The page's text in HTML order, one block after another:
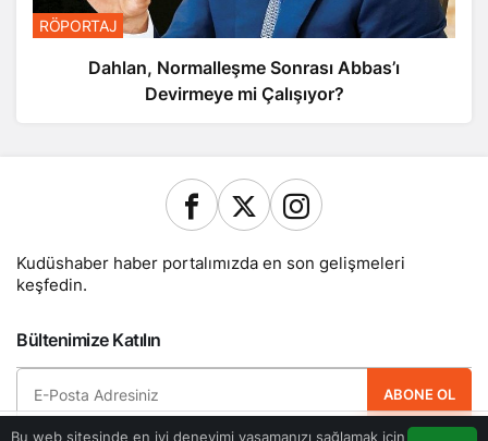
RÖPORTAJ
Dahlan, Normalleşme Sonrası Abbas’ı
Devirmeye mi Çalışıyor?
Bu web sitesinde en iyi deneyimi yaşamanızı sağlamak için
Kudüshaber haber portalımızda en son gelişmeleri
keşfedin.
Bültenimize Katılın
ABONE OL